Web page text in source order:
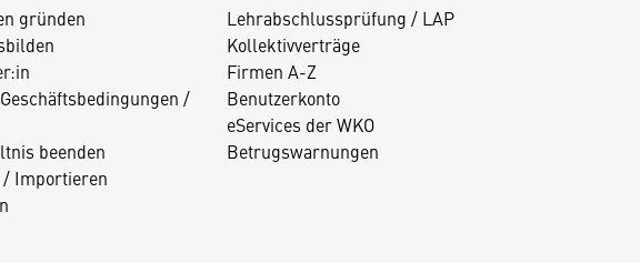
gründen
/
beenden
Importieren
Lehrabschlussprüfung / LAP
Kollektivverträge
Firmen A-Z
Benutzerkonto
eServices der WKO
Betrugswarnungen